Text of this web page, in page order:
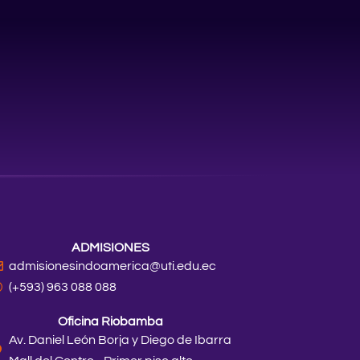
ADMISIONES
admisionesindoamerica@uti.edu.ec
(+593) 963 088 088
Oficina Riobamba
Av. Daniel León Borja y Diego de Ibarra